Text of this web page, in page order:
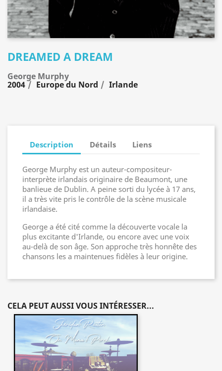
DREAMED A DREAM
George Murphy
2004 Europe du Nord Irlande
Description Détails Liens
George Murphy est un auteur-compositeur-
interprète irlandais originaire de Beaumont, une
banlieue de Dublin. A peine sorti du lycée à 17 ans,
il a très vite pris le contrôle de la scène musicale
irlandaise.
George a été cité comme la découverte vocale la
plus excitante d'Irlande, ou encore avec une voix
au-delà de son âge. Son approche très honnête des
chansons les a maintenues fidèles à leur origine.
CELA PEUT AUSSI VOUS INTÉRESSER...